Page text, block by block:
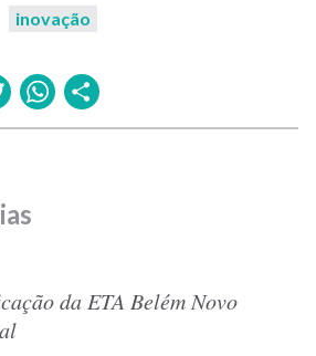
inovação
TwitterWhatsApp
da ETA Belém Novo